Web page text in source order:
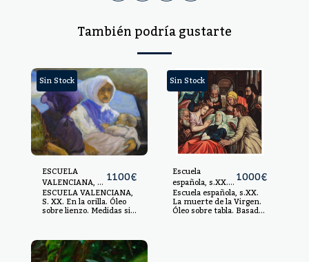
También podría gustarte
Sin Stock
ESCUELA
VALENCIANA, S.
XX.
1100€
ESCUELA VALENCIANA,
S. XX. En la orilla. Óleo
sobre lienzo. Medidas sin
x 165 cm.
Sin Stock
Escuela
española, s.XX.
La muerte de la
Virgen.
1000€
Escuela española, s.XX.
La muerte de la Virgen.
Óleo sobre tabla. Basado